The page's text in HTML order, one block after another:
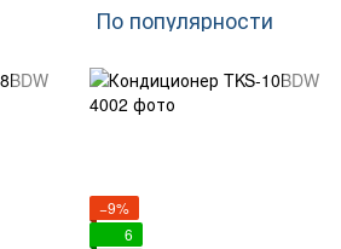
По популярности
−9%
6